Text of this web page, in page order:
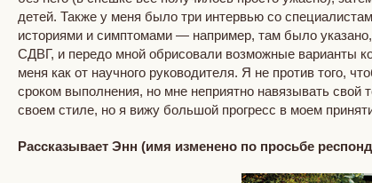
детей. Также у меня было три интервью со
историями и симптомами — например, там было
СДВГ, и передо мной обрисовали возможные варианты
меня как от научного руководителя. Я не против того,
сроком выполнения, но мне неприятно навязывать
своем стиле, но я вижу большой прогресс в моем
Рассказывает Энн (имя изменено по просьбе